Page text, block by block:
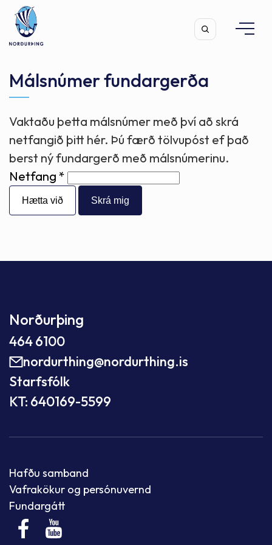
Leita
Málsnúmer fundargerða
Vaktaðu þetta málsnúmer með því að skrá
netfangið þitt hér. Þú færð tölvupóst ef það
berst ný fundargerð með málsnúmerinu.
Netfang
Hætta við
Norðurþing
464 6100
nordurthing@nordurthing.is
Starfsfólk
KT: 640169-5599
Hafðu samband
Vafrakökur og persónuvernd
Fundargátt